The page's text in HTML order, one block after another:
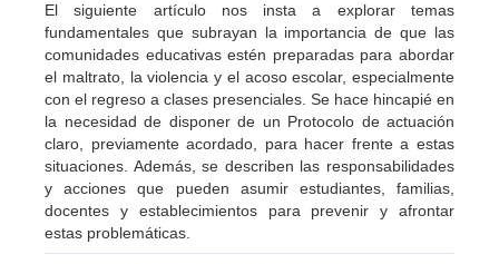
educación.
El siguiente artículo nos insta a explorar temas
fundamentales que subrayan la importancia de que las
comunidades educativas estén preparadas para abordar
el maltrato, la violencia y el acoso escolar, especialmente
con el regreso a clases presenciales. Se hace hincapié en
la necesidad de disponer de un Protocolo de actuación
claro, previamente acordado, para hacer frente a estas
situaciones. Además, se describen las responsabilidades
y acciones que pueden asumir estudiantes, familias,
docentes y establecimientos para prevenir y afrontar
estas problemáticas.